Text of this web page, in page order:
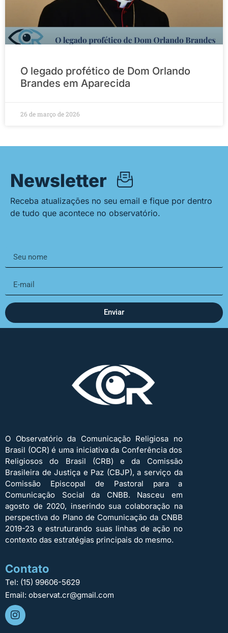
O legado profético de Dom Orlando
Brandes em Aparecida
26 de março de 2026
Newsletter
Receba atualizações no seu email e fique por dentro
de tudo que acontece no observatório.
Enviar
O Observatório da Comunicação Religiosa no
Brasil (OCR) é uma iniciativa da Conferência dos
Religiosos do Brasil (CRB) e da Comissão
Brasileira de Justiça e Paz (CBJP), a serviço da
Comissão Episcopal de Pastoral para a
Comunicação Social da CNBB. Nasceu em
agosto de 2020, inserindo sua colaboração na
perspectiva do Plano de Comunicação da CNBB
2019-23 e estruturando suas linhas de ação no
contexto das estratégias principais do mesmo.
Contato
Tel: (15) 99606-5629
Email: observat.cr@gmail.com